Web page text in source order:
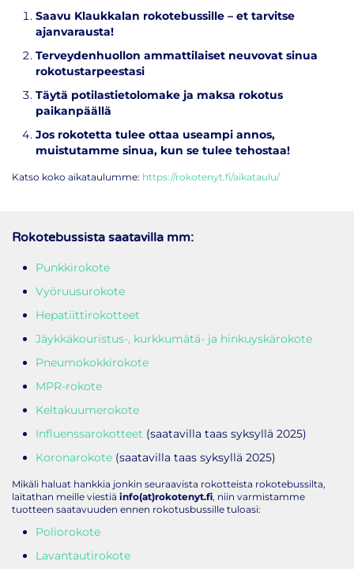
Saavu Klaukkalan rokotebussille – et tarvitse
ajanvarausta!
Terveydenhuollon ammattilaiset neuvovat sinua
rokotustarpeestasi
Täytä potilastietolomake ja maksa rokotus
paikanpäällä
Jos rokotetta tulee ottaa useampi annos,
muistutamme sinua, kun se tulee tehostaa!
Katso koko aikataulumme: https://rokotenyt.fi/aikataulu/
Rokotebussista saatavilla mm:
Punkkirokote
Vyöruusurokote
Hepatiittirokotteet
Jäykkäkouristus-, kurkkumätä- ja hinkuyskärokote
Pneumokokkirokote
MPR-rokote
Keltakuumerokote
Influenssarokotteet (saatavilla taas syksyllä 2025)
Koronarokote (saatavilla taas syksyllä 2025)
Mikäli haluat hankkia jonkin seuraavista rokotteista rokotebussilta,
laitathan meille viestiä info(at)rokotenyt.fi, niin varmistamme
tuotteen saatavuuden ennen rokotusbussille tuloasi:
Poliorokote
Lavantautirokote